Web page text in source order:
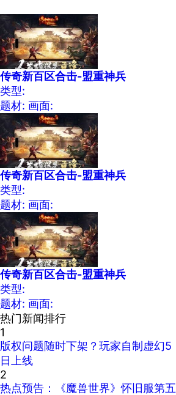
传奇新百区合击-盟重神兵
类型:
题材: 画面:
传奇新百区合击-盟重神兵
类型:
题材: 画面:
传奇新百区合击-盟重神兵
类型:
题材: 画面:
热门新闻排行
1
版权问题随时下架？玩家自制虚幻5
日上线
2
热点预告：《魔兽世界》怀旧服第